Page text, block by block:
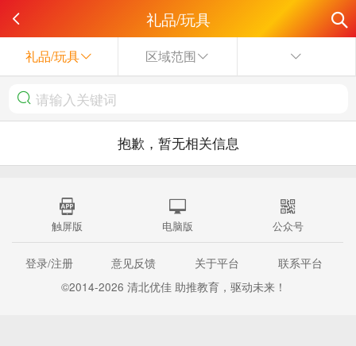
礼品/玩具
礼品/玩具 区域范围
抱歉，暂无相关信息
触屏版 电脑版 公众号
登录/注册 意见反馈 关于平台
联系平台
©2014-2026 清北优佳 助推教育，驱动未来！